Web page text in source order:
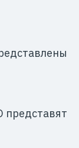
представят